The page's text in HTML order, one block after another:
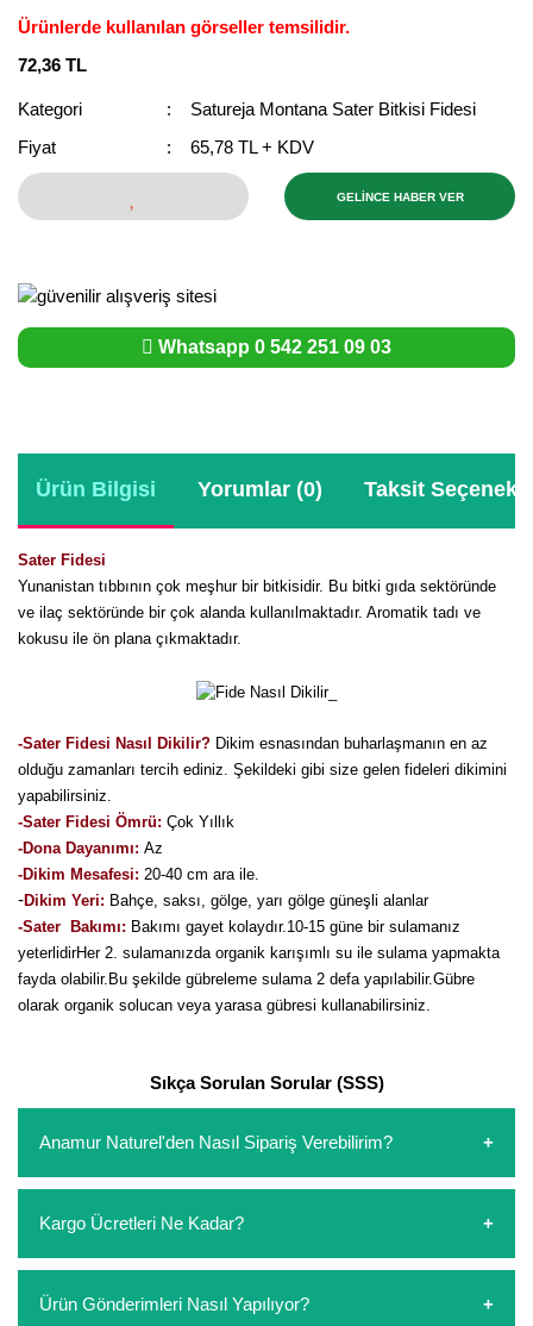
Ürünlerde kullanılan görseller temsilidir.
72,36 TL
Kategori
Satureja Montana Sater Bitkisi Fidesi
Fiyat
65,78 TL + KDV
GELİNCE HABER VER
Whatsapp 0 542 251 09 03
Ürün Bilgisi Yorumlar (0) Taksit
Sater Fidesi
Yunanistan tıbbının çok meşhur bir bitkisidir. Bu bitki gıda sektöründe
ve ilaç sektöründe bir çok alanda kullanılmaktadır. Aromatik tadı ve
kokusu ile ön plana çıkmaktadır.
-Sater Fidesi Nasıl Dikilir? Dikim esnasından buharlaşmanın en az
olduğu zamanları tercih ediniz. Şekildeki gibi size gelen fideleri dikimini
yapabilirsiniz.
-Sater Fidesi Ömrü: Çok Yıllık
-Dona Dayanımı: Az
-Dikim Mesafesi: 20-40 cm ara ile.
-Dikim Yeri: Bahçe, saksı, gölge, yarı gölge güneşli alanlar
-Sater Bakımı: Bakımı gayet kolaydır.10-15 güne bir sulamanız
yeterlidirHer 2. sulamanızda organik karışımlı su ile sulama yapmakta
fayda olabilir.Bu şekilde gübreleme sulama 2 defa yapılabilir.Gübre
olarak organik solucan veya yarasa gübresi kullanabilirsiniz.
Sıkça Sorulan Sorular (SSS)
Anamur Naturel'den Nasıl Sipariş Verebilirim?
oluşturarak,iletişim numaralarımızdan bizi arayarak veya
whatsapp hattımızdan bizlere isteklerinizi yazarak sipariş
ödemelerini sipariş verdikten sonra havale/eft veya sipariş
Kargo Ücretleri Ne Kadar?
etmeyin diye 1500 lira ve üzerindeki siparişlerinizde
Ürün Gönderimleri Nasıl Yapılıyor?